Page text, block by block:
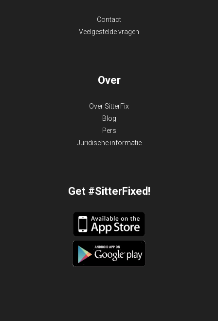
Contact
Veelgestelde vragen
Over
Over SitterFix
Blog
Pers
Juridische informatie
Get #SitterFixed!